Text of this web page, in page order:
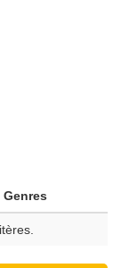
Genres